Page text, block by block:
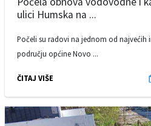
ulici Humska na ...
Počeli su radovi na jednom od najvećih
području općine Novo ...
ČITAJ VIŠE